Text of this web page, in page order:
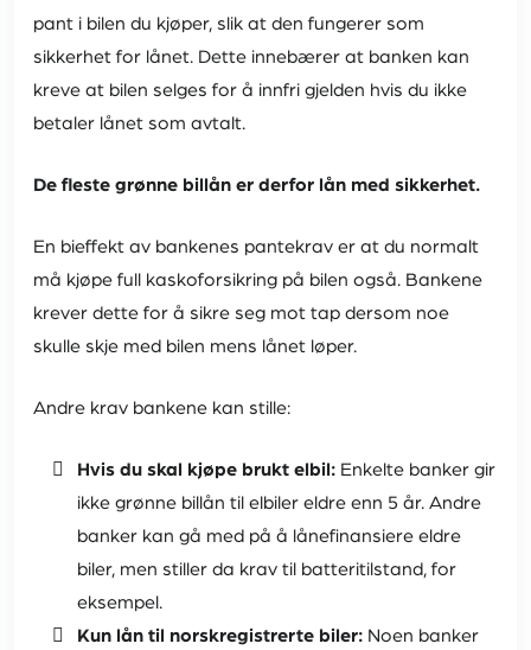
pant i bilen du kjøper, slik at den fungerer som
sikkerhet for lånet. Dette innebærer at banken kan
kreve at bilen selges for å innfri gjelden hvis du ikke
betaler lånet som avtalt.
De fleste grønne billån er derfor lån med sikkerhet.
En bieffekt av bankenes pantekrav er at du normalt
må kjøpe full kaskoforsikring på bilen også. Bankene
krever dette for å sikre seg mot tap dersom noe
skulle skje med bilen mens lånet løper.
Andre krav bankene kan stille:
Hvis du skal kjøpe brukt elbil:Enkelte banker gir
ikke grønne billån til elbiler eldre enn 5 år. Andre
banker kan gå med på å lånefinansiere eldre
biler, men stiller da krav til batteritilstand, for
eksempel.
Kun lån til norskregistrerte biler: Noen banker